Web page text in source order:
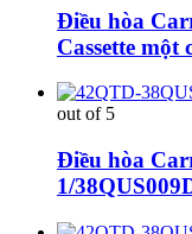
Điều hòa
Cassette một
out of 5
Điều hòa
1/